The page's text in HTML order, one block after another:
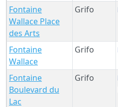
Fontaine
Wallace Place
des Arts
Grifo
Fontaine
Wallace
Grifo
Fontaine
Boulevard du
Lac
Grifo